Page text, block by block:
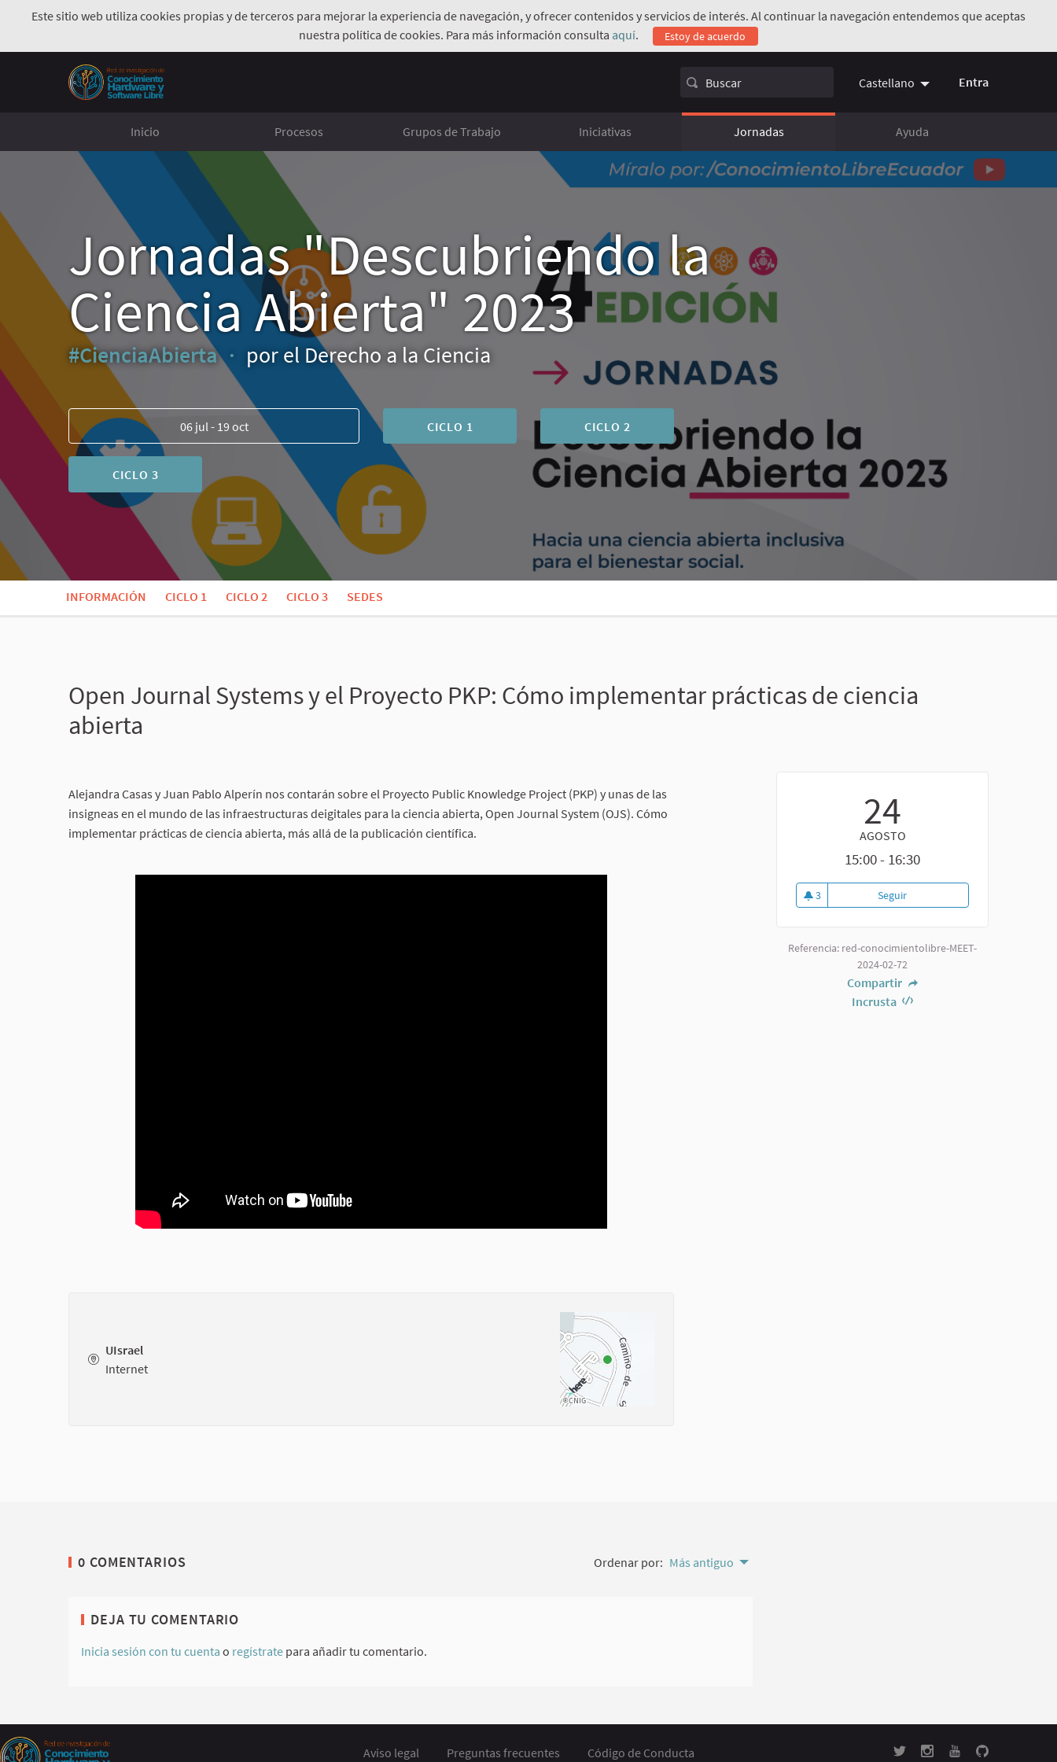
Este sitio web utiliza cookies propias y de terceros para mejorar la experiencia de navegación, y ofrecer contenidos y servicios de interés. Al continuar la navegación entendemos que aceptas
nuestra política de cookies. Para más información consulta aquí. Estoy de acuerdo
Castellano Entra
Inicio Procesos Grupos de Trabajo Iniciativas Jornadas Ayuda
Jornadas "Descubriendo la
Ciencia Abierta" 2023
#CienciaAbierta por el Derecho a la Ciencia
06 jul - 19 oct CICLO 1 CICLO 2
CICLO 3
INFORMACIÓN CICLO 1 CICLO 2 CICLO 3 SEDES
Open Journal Systems y el Proyecto PKP: Cómo implementar prácticas de ciencia
abierta
24
AGOSTO
15:00 - 16:30
3 Seguir
Referencia: red-conocimientolibre-MEET-
2024-02-72
Compartir
Incrusta
Alejandra Casas y Juan Pablo Alperín nos contarán sobre el Proyecto Public Knowledge Project (PKP) y unas de las
insigneas en el mundo de las infraestructuras deigitales para la ciencia abierta, Open Journal System (OJS). Cómo
implementar prácticas de ciencia abierta, más allá de la publicación científica.
UIsrael
Internet
0 COMENTARIOS Ordenar por: Más antiguo
DEJA TU COMENTARIO
Inicia sesión con tu cuenta o regístrate para añadir tu comentario.
Aviso legal Preguntas frecuentes Código de Conducta